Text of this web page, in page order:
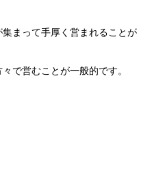
まって手厚く営まれることが
で営むことが一般的です。